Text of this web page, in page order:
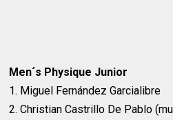
Men´s Physique Junior
1. Miguel Fernández Garcialibre
2. Christian Castrillo De Pablo